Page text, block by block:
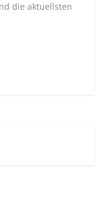
die aktuellsten